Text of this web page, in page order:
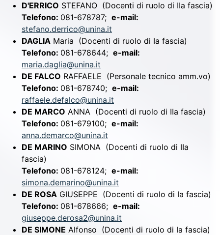
D'ERRICO STEFANO (Docenti di ruolo di IIa fascia)
Telefono: 081-678787; e-mail:
stefano.derrico@unina.it
DAGLIA Maria (Docenti di ruolo di Ia fascia)
Telefono: 081-678644; e-mail:
maria.daglia@unina.it
DE FALCO RAFFAELE (Personale tecnico amm.vo)
Telefono: 081-678740; e-mail:
raffaele.defalco@unina.it
DE MARCO ANNA (Docenti di ruolo di IIa fascia)
Telefono: 081-679100; e-mail:
anna.demarco@unina.it
DE MARINO SIMONA (Docenti di ruolo di IIa
fascia)
Telefono: 081-678124; e-mail:
simona.demarino@unina.it
DE ROSA GIUSEPPE (Docenti di ruolo di Ia fascia)
Telefono: 081-678666; e-mail:
giuseppe.derosa2@unina.it
DE SIMONE Alfonso (Docenti di ruolo di Ia fascia)